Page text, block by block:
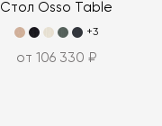
Стол Osso Table
+3
от 106 330 ₽